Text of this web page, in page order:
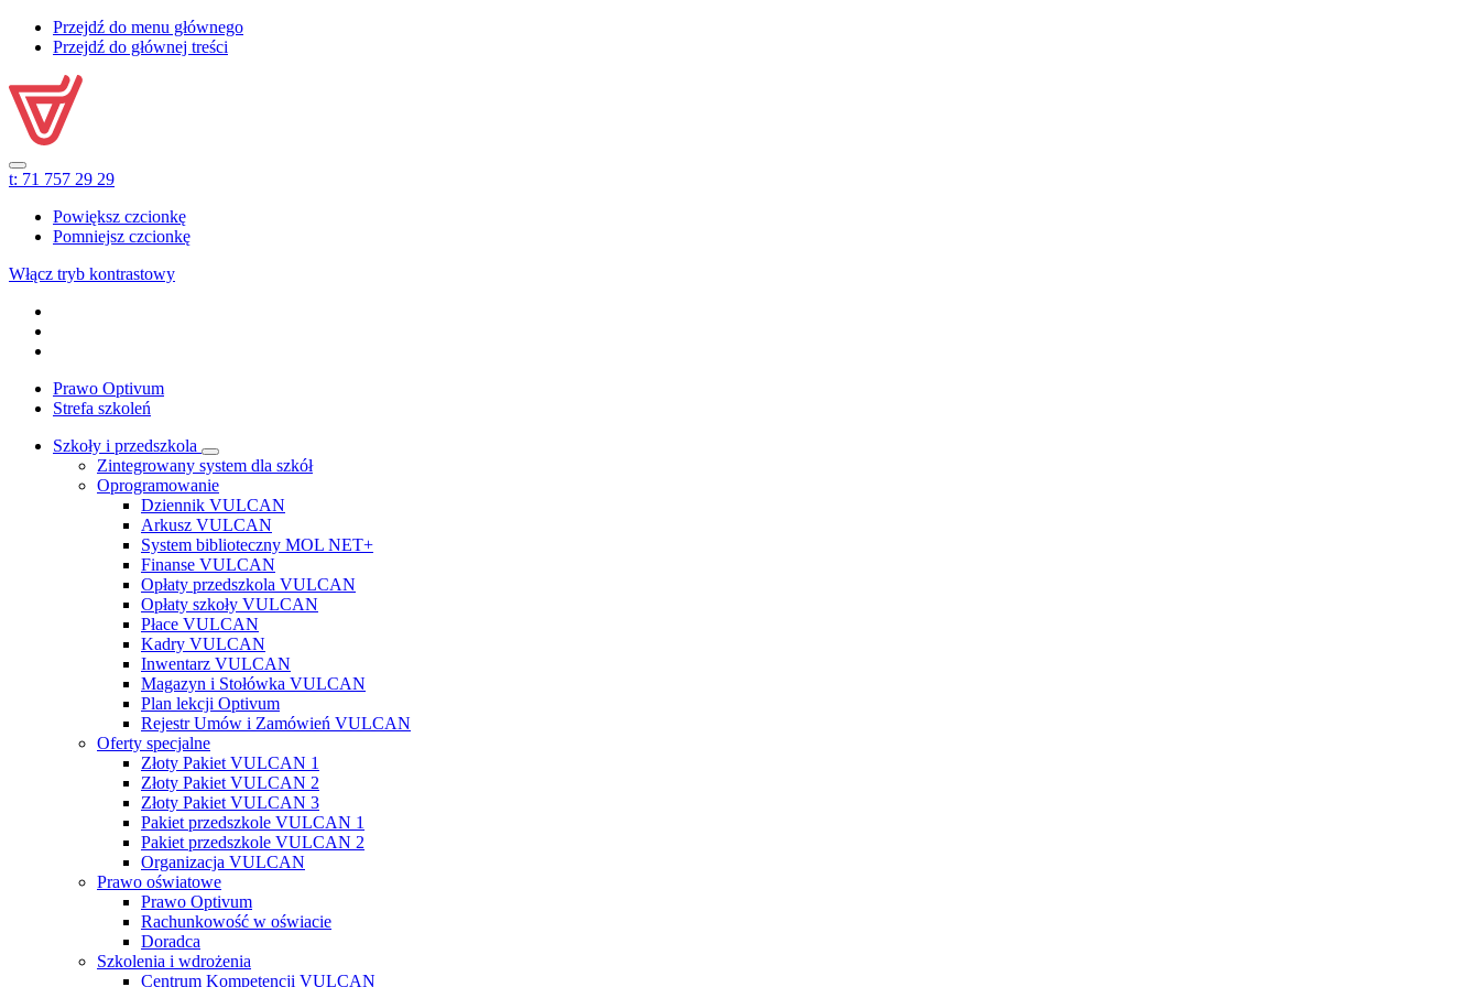
Przejdź do menu głównego
Przejdź do głównej treści
t: 71 757 29 29
Powiększ czcionkę
Pomniejsz czcionkę
Włącz tryb kontrastowy
Prawo Optivum
Strefa szkoleń
Szkoły i przedszkola
Zintegrowany system dla szkół
Oprogramowanie
Dziennik VULCAN
Arkusz VULCAN
System biblioteczny MOL NET+
Finanse VULCAN
Opłaty przedszkola VULCAN
Opłaty szkoły VULCAN
Płace VULCAN
Kadry VULCAN
Inwentarz VULCAN
Magazyn i Stołówka VULCAN
Plan lekcji Optivum
Rejestr Umów i Zamówień VULCAN
Oferty specjalne
Złoty Pakiet VULCAN 1
Złoty Pakiet VULCAN 2
Złoty Pakiet VULCAN 3
Pakiet przedszkole VULCAN 1
Pakiet przedszkole VULCAN 2
Organizacja VULCAN
Prawo oświatowe
Prawo Optivum
Rachunkowość w oświacie
Doradca
Szkolenia i wdrożenia
Centrum Kompetencji VULCAN